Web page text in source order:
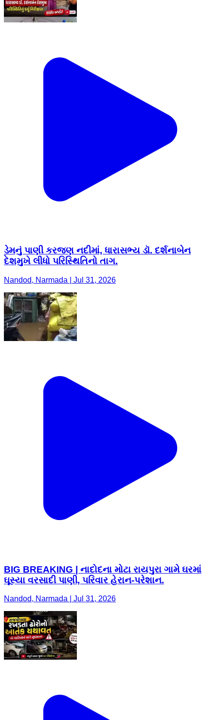
ડેમનું પાણી કરજણ નદીમાં, ધારાસભ્ય ડૉ. દર્શનાબેન
દેશમુખે લીધો પરિસ્થિતિનો તાગ.
Nandod, Narmada | Jul 31, 2026
BIG BREAKING | નાદોદના મોટા રાયપુરા ગામે ઘરમાં
ઘૂસ્યા વરસાદી પાણી, પરિવાર હેરાન-પરેશાન.
Nandod, Narmada | Jul 31, 2026